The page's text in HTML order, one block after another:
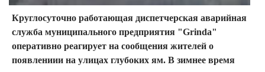
Круглосуточно работающая диспетчерская аварийная
служба муниципального предприятия "Grinda"
оперативно реагирует на сообщения жителей о
появлениии на улицах глубоких ям. В зимнее время